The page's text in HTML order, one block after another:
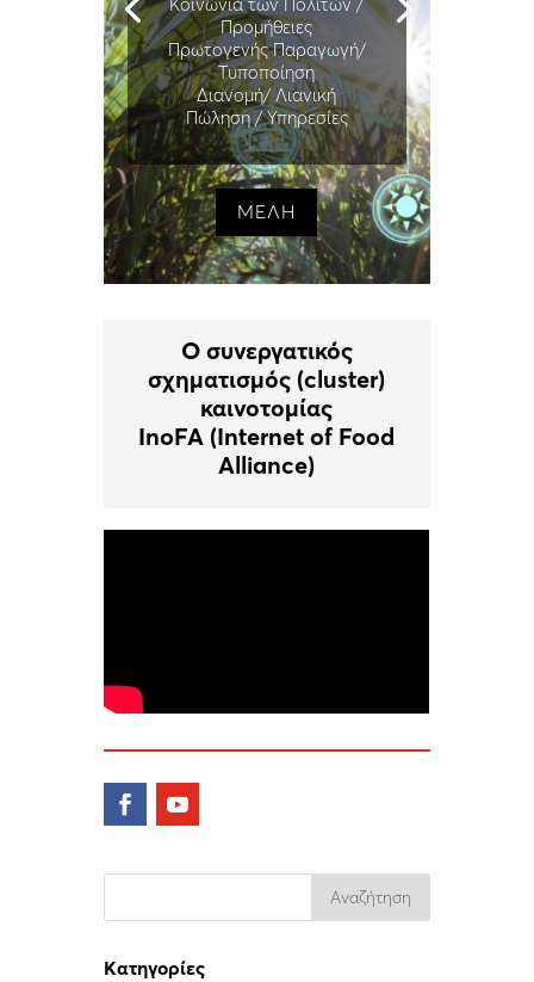
Προμήθειες
Πρωτογενής Παραγωγή/
Τυποποίηση
Διανομή/ Λιανική
Πώληση / Υπηρεσίες
ΜΕΛΗ
Ο συνεργατικός
σχηματισμός (cluster)
καινοτομίας
InoFA (Internet of Food
Alliance)
Kατηγορίες